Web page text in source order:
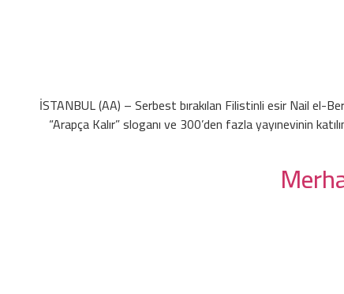
İSTANBUL (AA) – Serbest bırakılan Filistinli esir Nail el-
“Arapça Kalır” sloganı ve 300’den fazla yayınevinin